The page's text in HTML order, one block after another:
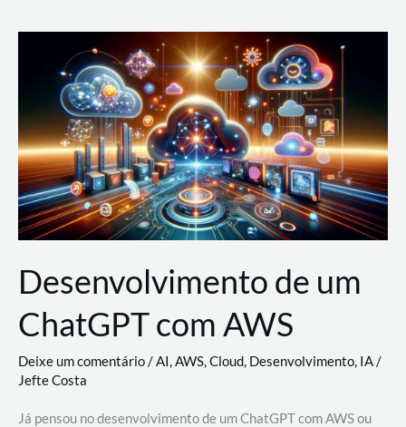
Nuvem:
Google
Cloud,
AWS
e
Azure
Desenvolvimento de um
ChatGPT com AWS
Deixe um comentário/AI,AWS,Cloud, Desenvolvimento, IA/
Jefte Costa
Já pensou no desenvolvimento de um ChatGPT com AWS ou